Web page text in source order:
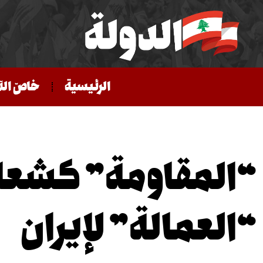
الرئيسية خاصّ
“المقاومة”
“العمالة” لإيران